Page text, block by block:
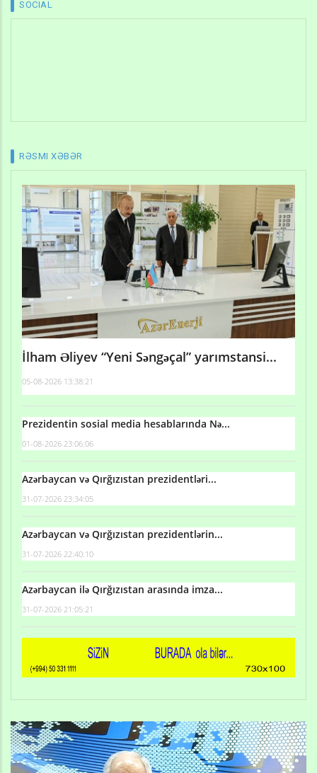
SOCIAL
RƏSMI XƏBƏR
İlham Əliyev “Yeni Səngəçal” yarımstansi...
05-08-2026 13:38:21
Prezidentin sosial media hesablarında Nə...
01-08-2026 23:06:06
Azərbaycan və Qırğızıstan prezidentləri...
31-07-2026 23:34:05
Azərbaycan və Qırğızıstan prezidentlərin...
31-07-2026 22:40:10
Azərbaycan ilə Qırğızıstan arasında imza...
31-07-2026 21:05:21